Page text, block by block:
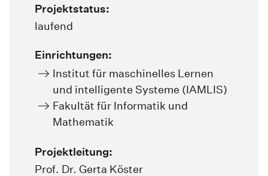
Projektstatus:
laufend
Einrichtungen:
Institut für maschinelles Lernen
und intelligente Systeme (IAMLIS)
Fakultät für Informatik und
Mathematik
Projektleitung:
Prof. Dr. Gerta Köster